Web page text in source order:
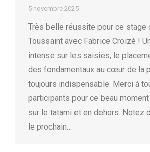
5 novembre 2025
Très belle réussite pour ce stage
Toussaint avec Fabrice Croizé !
intense sur les saisies, le
des fondamentaux au cœur de la
toujours indispensable. Merci à
participants pour ce beau
sur le tatami et en dehors. Notez
le prochain…